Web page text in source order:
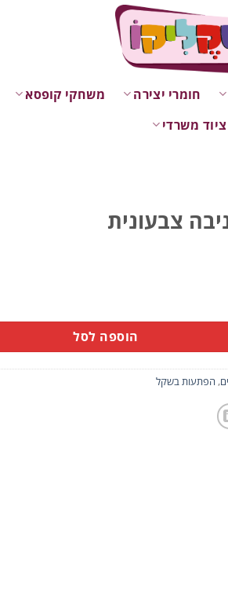
חומרי יצירה משחקי קופסא
ציוד משרדי
הוספה לסל
, הפתעות בשקל